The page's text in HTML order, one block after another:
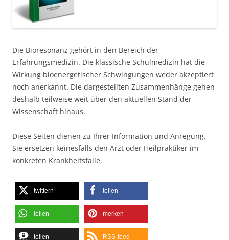
Die Bioresonanz gehört in den Bereich der
Erfahrungsmedizin. Die klassische Schulmedizin hat die
Wirkung bioenergetischer Schwingungen weder akzeptiert
noch anerkannt. Die dargestellten Zusammenhänge gehen
deshalb teilweise weit über den aktuellen Stand der
Wissenschaft hinaus.
Diese Seiten dienen zu Ihrer Information und Anregung.
Sie ersetzen keinesfalls den Arzt oder Heilpraktiker im
konkreten Krankheitsfalle.
twittern teilen
teilen merken
teilen RSS-feed